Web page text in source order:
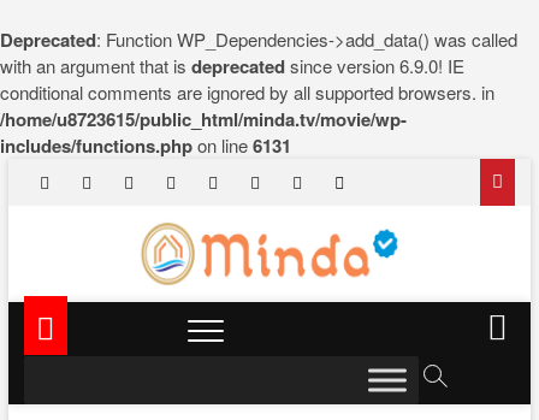
Deprecated: Function WP_Dependencies->add_data() was called
with an argument that is deprecatedsince version 6.9.0! IE
conditional comments are ignored by all supported browsers. in
/home/u8723615/public_html/minda.tv/movie/wp-
includes/functions.phpon line6131
facebookx.com pinterestdribbbleinstagramflickr linkedinthemefreesia
Minda Cinema
NEWS & EDUTAINMENT
M
e